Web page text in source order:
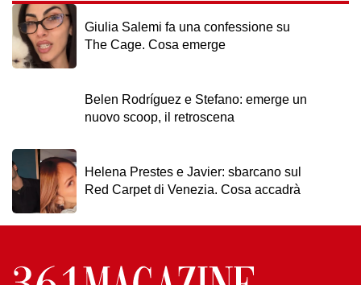
Giulia Salemi fa una confessione su
The Cage. Cosa emerge
Belen Rodríguez e Stefano: emerge un
nuovo scoop, il retroscena
Helena Prestes e Javier: sbarcano sul
Red Carpet di Venezia. Cosa accadrà